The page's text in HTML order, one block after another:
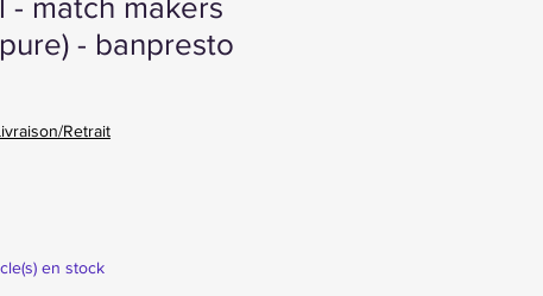
- match makers
- banpresto
Retrait
en stock